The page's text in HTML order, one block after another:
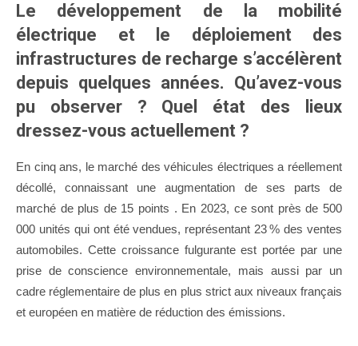
Le développement de la mobilité
électrique et le déploiement des
infrastructures de recharge s’accélèrent
depuis quelques années. Qu’avez-vous
pu observer ? Quel état des lieux
dressez-vous actuellement ?
En cinq ans, le marché des véhicules électriques a réellement
décollé, connaissant une augmentation de ses parts de
marché de plus de 15 points . En 2023, ce sont près de 500
000 unités qui ont été vendues, représentant 23 % des ventes
automobiles. Cette croissance fulgurante est portée par une
prise de conscience environnementale, mais aussi par un
cadre réglementaire de plus en plus strict aux niveaux français
et européen en matière de réduction des émissions.